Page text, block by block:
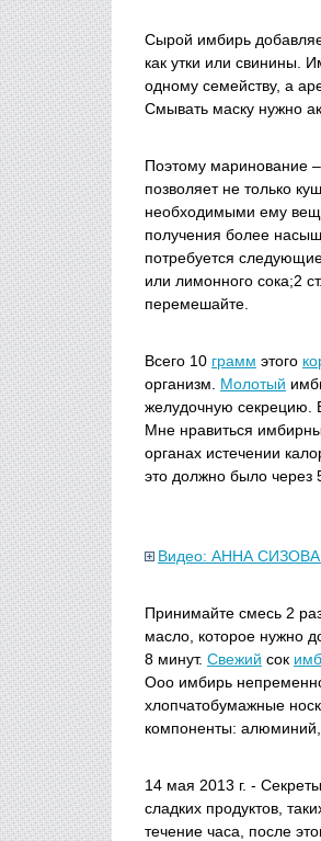
Сырой имбирь
как утки или свинины.
одному семейству, а
Смывать маску нужно
Поэтому маринование
позволяет не только
необходимыми ему
получения более
потребуется
или лимонного сока;2
перемешайте.
Всего 10 грамм этого
организм. Молотый
желудочную секрецию.
Мне нравиться
органах истечении
это должно было через
Видео: АННА
Принимайте смесь 2
масло, которое нужно
8 минут. Свежий сок
Ооо имбирь
хлопчатобумажные
компоненты:
14 мая 2013 г. -
сладких продуктов,
течение часа, после